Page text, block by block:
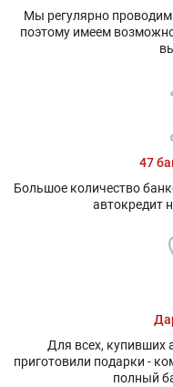
Мы регулярно
поэтому имеем
47
Большое количество
автокредит
Для всех,
приготовили подарки -
полный